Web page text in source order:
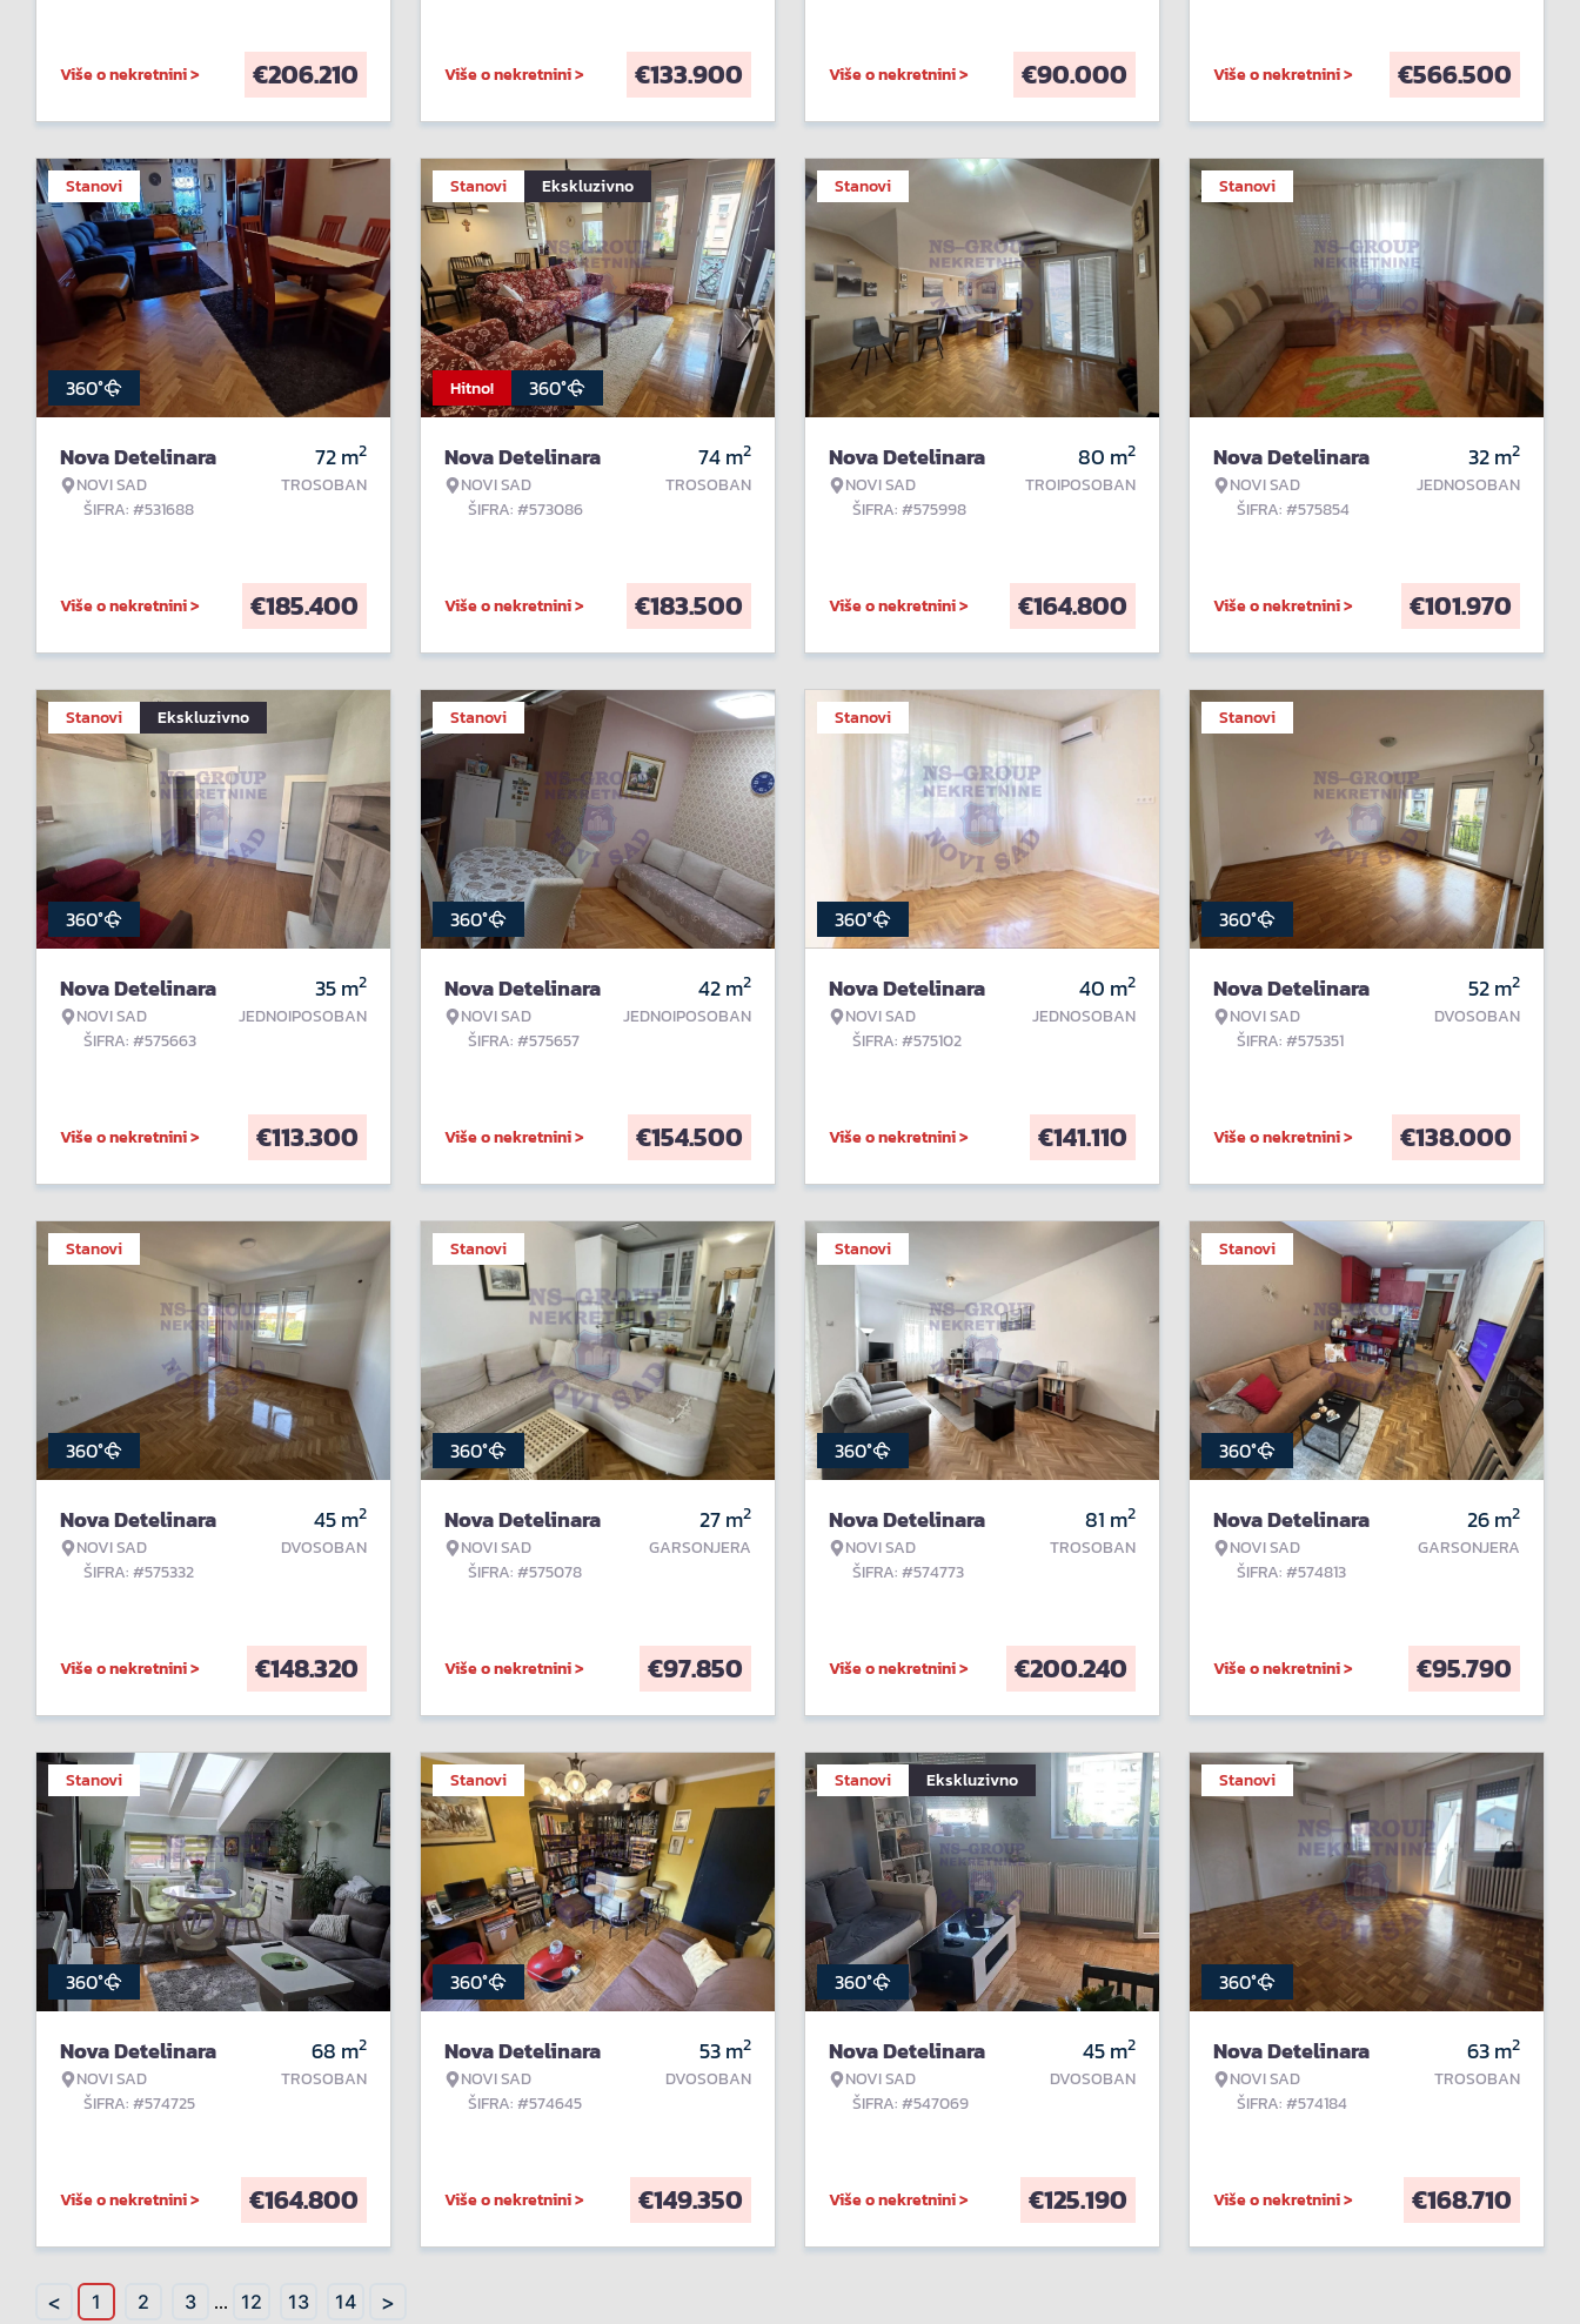
Više o nekretnini > €206.210 Više o nekretnini > €133.900 Više o nekretnini > €90.000 Više o nekretnini > €566.500
Stanovi
360°
Nova Detelinara
NOVI SAD
ŠIFRA: #531688
72m2
TROSOBAN
Više o nekretnini > €185.400
Stanovi Ekskluzivno
Hitno! 360°
Nova Detelinara
NOVI SAD
ŠIFRA: #573086
74m2
TROSOBAN
Više o nekretnini > €183.500
Stanovi
Nova Detelinara
NOVI SAD
ŠIFRA: #575998
80 m2
TROIPOSOBAN
Više o nekretnini > €164.800
Stanovi
Nova Detelinara
NOVI SAD
ŠIFRA: #575854
32m2
JEDNOSOBAN
Više o nekretnini > €101.970
Stanovi Ekskluzivno
360°
Nova Detelinara
NOVI SAD
ŠIFRA: #575663
35m2
JEDNOIPOSOBAN
Više o nekretnini > €113.300
Stanovi
360°
Nova Detelinara
NOVI SAD
ŠIFRA: #575657
42m2
JEDNOIPOSOBAN
Više o nekretnini > €154.500
Stanovi
360°
Nova Detelinara
NOVI SAD
ŠIFRA: #575102
40 m2
JEDNOSOBAN
Više o nekretnini > €141.110
Stanovi
360°
Nova Detelinara
NOVI SAD
ŠIFRA: #575351
52m2
DVOSOBAN
Više o nekretnini > €138.000
Stanovi
360°
Nova Detelinara
NOVI SAD
ŠIFRA: #575332
45m2
DVOSOBAN
Više o nekretnini > €148.320
Stanovi
360°
Nova Detelinara
NOVI SAD
ŠIFRA: #575078
27m2
GARSONJERA
Više o nekretnini > €97.850
Stanovi
360°
Nova Detelinara
NOVI SAD
ŠIFRA: #574773
81 m2
TROSOBAN
Više o nekretnini > €200.240
Stanovi
360°
Nova Detelinara
NOVI SAD
ŠIFRA: #574813
26m2
GARSONJERA
Više o nekretnini > €95.790
Stanovi
360°
Nova Detelinara
NOVI SAD
ŠIFRA: #574725
68 m2
TROSOBAN
Više o nekretnini > €164.800
Stanovi
360°
Nova Detelinara
NOVI SAD
ŠIFRA: #574645
53m2
DVOSOBAN
Više o nekretnini > €149.350
Stanovi Ekskluzivno
360°
Nova Detelinara
NOVI SAD
ŠIFRA: #547069
45m2
DVOSOBAN
Više o nekretnini > €125.190
Stanovi
360°
Nova Detelinara
NOVI SAD
ŠIFRA: #574184
63m2
TROSOBAN
Više o nekretnini > €168.710
< 1 2 3 ... 12 13 14 >